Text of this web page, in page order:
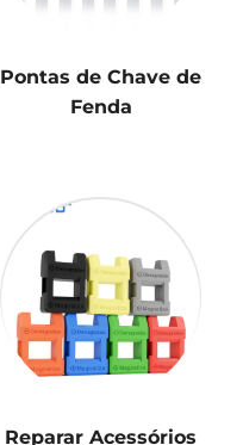
Pontas de Chave de
Fenda
Reparar Acessórios